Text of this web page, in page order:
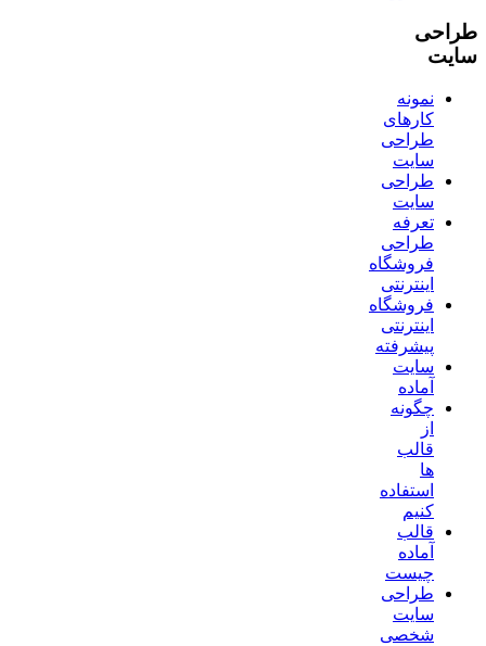
طراحی
سایت
نمونه
کارهای
طراحی
سایت
طراحی
سایت
تعرفه
طراحی
فروشگاه
اینترنتی
فروشگاه
اینترنتی
پیشرفته
سایت
آماده
چگونه
از
قالب
ها
استفاده
کنیم
قالب
آماده
چیست
طراحی
سایت
شخصی